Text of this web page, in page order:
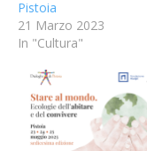
Pistoia
21 Marzo 2023
In "Cultura"